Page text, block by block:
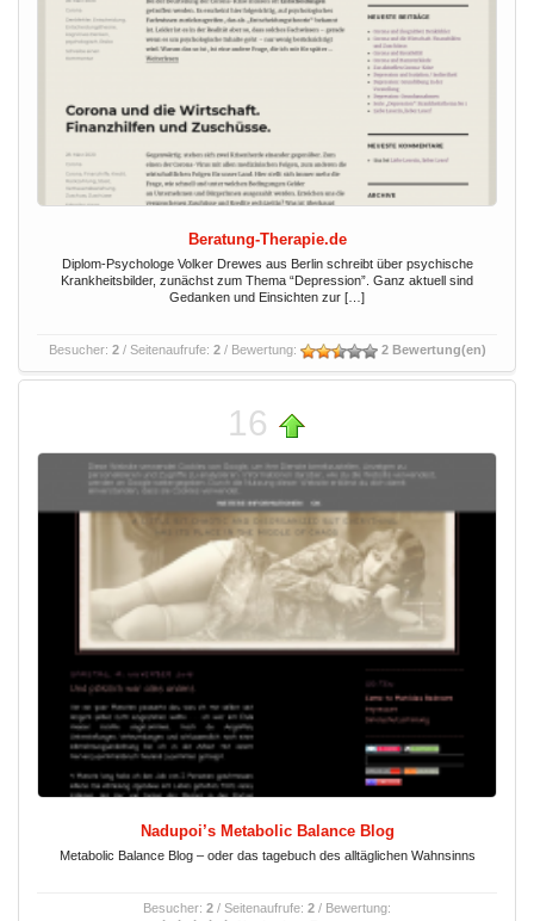
Beratung-Therapie.de
Diplom-Psychologe Volker Drewes aus Berlin schreibt über psychische
Krankheitsbilder, zunächst zum Thema “Depression”. Ganz aktuell sind
Gedanken und Einsichten zur […]
Besucher: 2/ Seitenaufrufe: 2/ Bewertung: 2 Bewertung(en)
16
Nadupoi’s Metabolic Balance Blog
Metabolic Balance Blog – oder das tagebuch des alltäglichen Wahnsinns
Besucher: 2 / Seitenaufrufe: 2 / Bewertung: